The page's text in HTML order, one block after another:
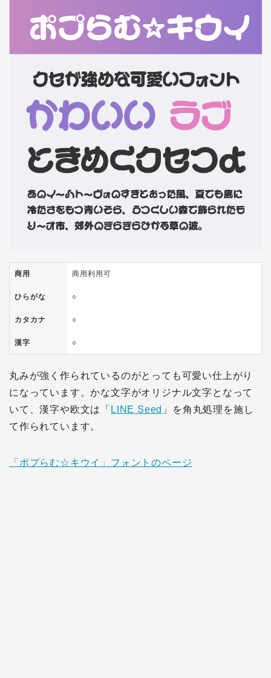
商用 商用利用可
ひらがな ○
カタカナ ○
漢字 ○
丸みが強く作られているのがとっても可愛い仕上がり
になっています。かな文字がオリジナル文字となって
いて、漢字や欧文は「 LINE Seed 」を角丸処理を施し
て作られています。
「ポプらむ☆キウイ」フォントのページ